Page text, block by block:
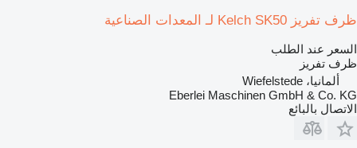
ظرف تفريز Kelch SK50 لـ المعدات الصناعية
السعر عند الطلب
ظرف تفريز
ألمانيا، Wiefelstede
Eberlei Maschinen GmbH & Co. KG
الاتصال بالبائع